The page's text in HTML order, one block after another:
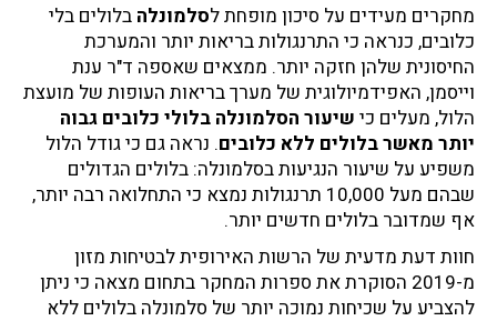
מחקרים מעידים על סיכון מופחת לסלמונלה בלולים בלי
כלובים, כנראה כי התרנגולות בריאות יותר והמערכת
החיסונית שלהן חזקה יותר. ממצאים שאספה ד"ר ענת
וייסמן, האפידמיולוגית של מערך בריאות העופות של מועצת
הלול, מעלים כי שיעור הסלמונלה בלולי כלובים גבוה
יותר מאשר בלולים ללא כלובים. נראה גם כי גודל הלול
משפיע על שיעור הנגיעות בסלמונלה: בלולים הגדולים
שבהם מעל 10,000 תרנגולות נמצא כי התחלואה רבה יותר,
אף שמדובר בלולים חדשים יותר.
חוות דעת מדעית של הרשות האירופית לבטיחות מזון
מ-2019 הסוקרת את ספרות המחקר בתחום מצאה כי ניתן
להצביע על שכיחות נמוכה יותר של סלמונלה בלולים ללא